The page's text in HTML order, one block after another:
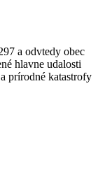
a odvtedy obec
hlavne udalosti
prírodné katastrofy